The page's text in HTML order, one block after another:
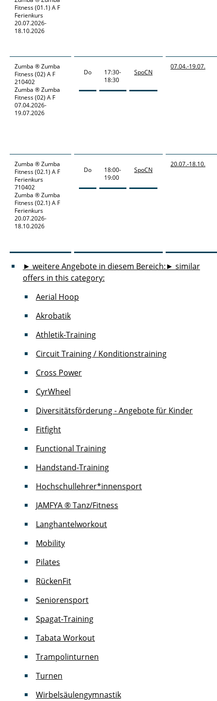
Fitness (01.1) A F
Ferienkurs
20.07.2026-
18.10.2026
Zumba ®Zumba
Fitness (02) A F
210402
Zumba ® Zumba
Fitness (02) A F
07.04.2026-
19.07.2026
Do
17:30-
18:30
SpoCN
07.04.-19.07.
Zumba ®Zumba
Fitness (02.1) A F
Ferienkurs
710402
Zumba ® Zumba
Fitness (02.1) A F
Ferienkurs
20.07.2026-
18.10.2026
Do
18:00-
19:00
SpoCN
20.07.-18.10.
► weitere Angebote in diesem Bereich:► similar
offers in this category:
Aerial Hoop
Akrobatik
Athletik-Training
Circuit Training / Konditionstraining
Cross Power
CyrWheel
Diversitätsförderung - Angebote für Kinder
Fitfight
Functional Training
Handstand-Training
Hochschullehrer*innensport
JAMFYA ® Tanz/Fitness
Langhantelworkout
Mobility
Pilates
RückenFit
Seniorensport
Spagat-Training
Tabata Workout
Trampolinturnen
Turnen
Wirbelsäulengymnastik